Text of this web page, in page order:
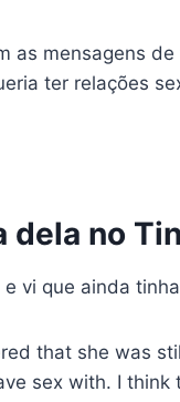
as mensagens
ter relações
dela no
vi que ainda
that she was
sex with. I